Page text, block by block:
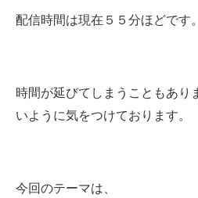
配信時間は現在５５分ほどです。
時間が延びてしまうこともあり
いように気をつけております。
今回のテーマは、